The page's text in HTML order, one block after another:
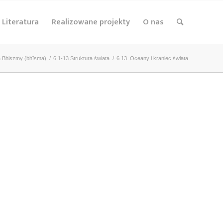
Literatura Realizowane projekty O nas
Bhiszmy (bhīṣma) / 6.1-13 Struktura świata / 6.13. Oceany i kraniec świata